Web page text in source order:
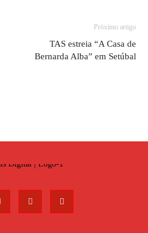
Próximo artigo
TAS estreia “A Casa de
Bernarda Alba” em Setúbal